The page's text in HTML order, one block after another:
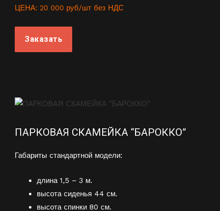
ЦЕНА: 20 000 руб/шт без НДС
Заказать
ПАРКОВАЯ СКАМЕЙКА “БАРОККО”
Габариты стандартной модели:
длина 1,5 – 3 м.
высота сиденья 44 см.
высота спинки 80 см.